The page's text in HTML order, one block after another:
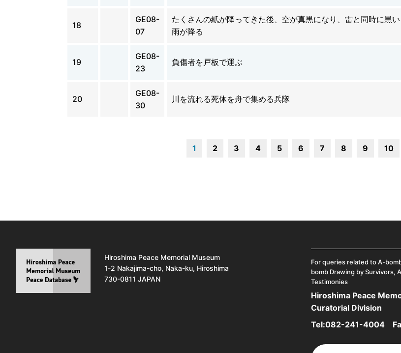
18
GE08-
07
たくさんの紙が降ってきた後、空が真黒になり、雷と同時に黒い
雨が降る
19
GE08-
23
負傷者を戸板で運ぶ
20
GE08-
30
川を流れる死体を舟で集める兵隊
1 2 3 4 5 6 7 8 9 10
Hiroshima Peace Memorial Museum
1-2 Nakajima-cho, Naka-ku, Hiroshima
730-0811 JAPAN
For queries related to A-
bomb Drawing by Survivors,
Testimonies
Hiroshima Peace
Curatorial Division
Tel:082-241-4004